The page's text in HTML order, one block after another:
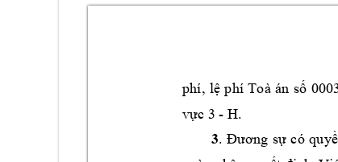
phí, lệ phí Toà án số 000
vực 3 - H.
3. Đương sự có